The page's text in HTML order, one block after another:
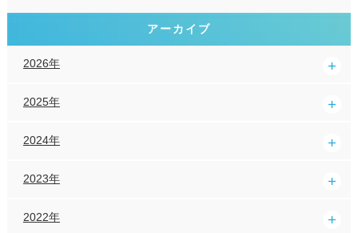
アーカイブ
2026年
2025年
2024年
2023年
2022年